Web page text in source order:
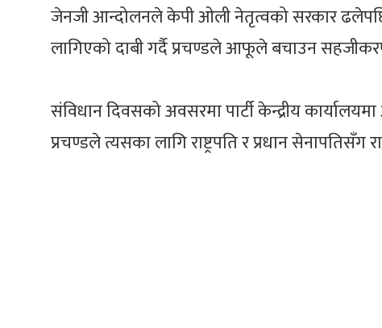
जेनजी आन्दोलनले केपी ओली नेतृत्वको सरकार ढलेपछि
लागिएको दाबी गर्दै प्रचण्डले आफूले बचाउन
संविधान दिवसको अवसरमा पार्टी केन्द्रीय
प्रचण्डले त्यसका लागि राष्ट्रपति र प्रधान